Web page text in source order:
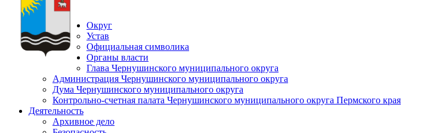
Округ
Устав
Официальная символика
Органы власти
Глава Чернушинского муниципального округа
Администрация Чернушинского муниципального округа
Дума Чернушинского муниципального округа
Контрольно-счетная палата Чернушинского муниципального округа Пермского края
Деятельность
Архивное дело